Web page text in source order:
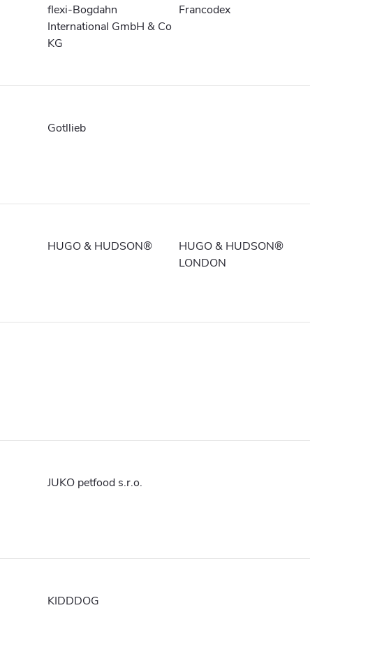
flexi-Bogdahn
International GmbH & Co
KG
Francodex
Gotllieb
HUGO & HUDSON®
HUGO & HUDSON®
LONDON
JUKO petfood s.r.o.
KIDDDOG